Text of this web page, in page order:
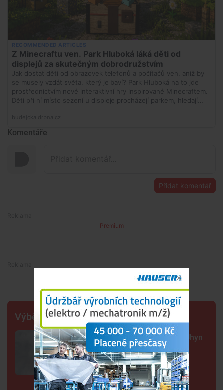
Komentáře
Přidat komentář
Premium
Výběr šéfredaktora
Sto mrtvých ryb v centru Budějc. Úhyn
mohl způsobit déšť a nedostatek
kyslíku